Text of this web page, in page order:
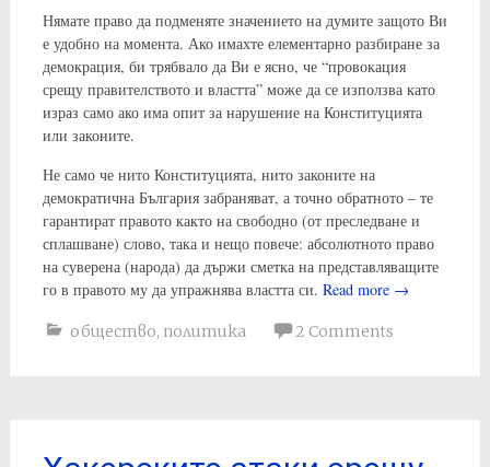
Нямате право да подменяте значението на думите защото Ви
е удобно на момента. Ако имахте елементарно разбиране за
демокрация, би трябвало да Ви е ясно, че “провокация
срещу правителството и властта” може да се използва като
израз само ако има опит за нарушение на Конституцията
или законите.
Не само че нито Конституцията, нито законите на
демократична България забраняват, а точно обратното – те
гарантират правото както на свободно (от преследване и
сплашване) слово, така и нещо повече: абсолютното право
на суверена (народа) да държи сметка на представляващите
го в правото му да упражнява властта си. Read more →
общество, политика 2 Comments